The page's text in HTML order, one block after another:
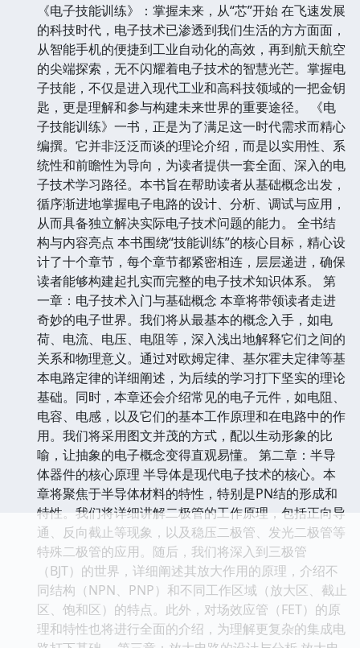
《电子技能训练》：掌握未来，从“芯”开始 在飞速发展
的科技时代，电子技术已渗透到我们生活的方方面面，
从智能手机的便捷到工业自动化的高效，再到航天航空
的尖端探索，无不闪耀着电子技术的智慧光芒。掌握电
子技能，不仅是进入现代工业和高科技领域的一把金钥
匙，更是理解和参与构建未来世界的重要途径。 《电
子技能训练》一书，正是为了满足这一时代需求而精心
编撰。它并非泛泛而谈的理论介绍，而是以实用性、系
统性和前瞻性为导向，为读者提供一套全面、深入的电
子技术学习路径。本书旨在帮助读者从基础概念出发，
循序渐进地掌握电子电路的设计、分析、调试与应用，
从而具备独立解决实际电子技术问题的能力。 全书结
构与内容亮点 本书围绕“技能训练”的核心目标，精心设
计了十个章节，每个章节都紧密相连，层层递进，确保
读者能够构建起扎实而完整的电子技术知识体系。 第
一章：电子技术入门与基础概念 本章将带领读者走进
奇妙的电子世界。我们将从最基本的概念入手，如电
荷、电流、电压、电阻等，深入浅出地解释它们之间的
关系和物理意义。通过对欧姆定律、基尔霍夫定律等基
本电路定律的详细阐述，为后续的学习打下坚实的理论
基础。同时，本章还会介绍常见的电子元件，如电阻、
电容、电感，以及它们的基本工作原理和在电路中的作
用。我们将采用图文并茂的方式，配以生动形象的比
喻，让抽象的电子概念变得直观易懂。 第二章：半导
体器件的核心原理 半导体是现代电子技术的核心。本
章将聚焦于半导体材料的特性，特别是PN结的形成和
特性。我们将详细讲解二极管的工作原理，包括正向导
通、反向截止等现象，以及稳压二极管、发光二极管等
特殊二极管的应用。随后，我们将深入到三极管
（BJT）的世界，详细阐述其放大作用的原理，介绍不
同结构（NPN、PNP）和不同工作区域（放大区、截止
区、饱和区）的特点。此外，对场效应管（FET）的原
理和特性也将进行全面的介绍，为理解更复杂的集成电